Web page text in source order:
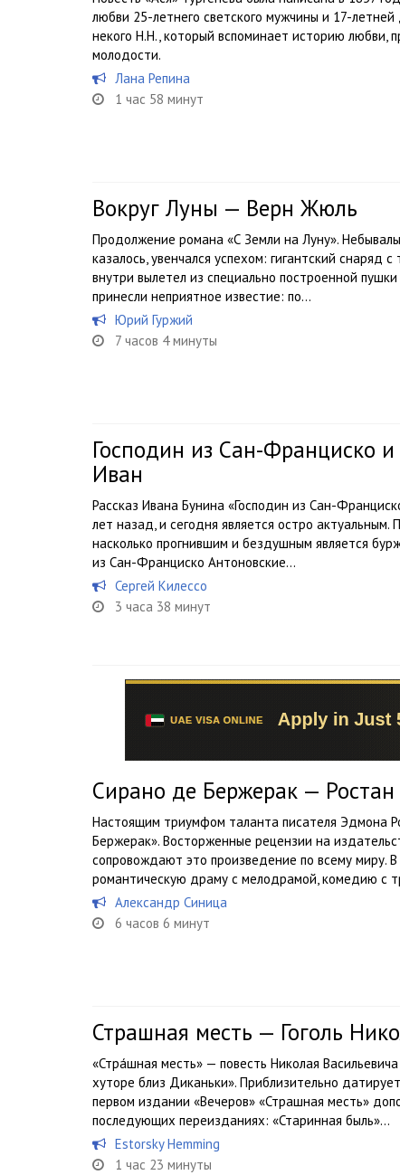
любви 25-летнего светского мужчины и 17-летней
некого Н.Н., который вспоминает историю любви,
молодости.
Лана Репина
1 час 58 минут
Вокруг Луны — Верн Жюль
Продолжение романа «С Земли на Луну».
казалось, увенчался успехом: гигантский
внутри вылетел из специально построенной
принесли неприятное известие: по...
Юрий Гуржий
7 часов 4 минуты
Господин из Сан-Франциско
Иван
Рассказ Ивана Бунина «Господин из Сан-
лет назад, и сегодня является остро актуальным.
насколько прогнившим и бездушным является
из Сан-Франциско Антоновские...
Сергей Килессо
3 часа 38 минут
Сирано де Бержерак —
Настоящим триумфом таланта писателя Эдмона
Бержерак». Восторженные рецензии на
сопровождают это произведение по всему миру.
романтическую драму с мелодрамой, комедию с
Александр Синица
6 часов 6 минут
Страшная месть — Гоголь
«Стра́шная месть» — повесть Николая
хуторе близ Диканьки». Приблизительно
первом издании «Вечеров» «Страшная месть»
последующих переизданиях: «Старинная быль»...
Estorsky Hemming
1 час 23 минуты